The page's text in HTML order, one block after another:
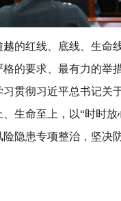
的红线、底线、生命
的要求、最有力的举
贯彻习近平总书记关
生命至上，以“时时
隐患专项整治，坚